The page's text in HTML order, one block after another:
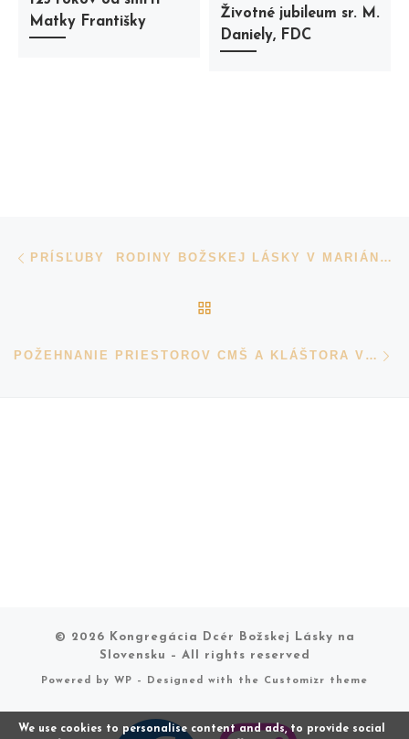
Matky Františky
Životné jubileum sr. M.
Daniely, FDC
Navigácia v príspevkoch
PRÍSĽUBY RODINY BOŽSKEJ LÁSKY V MARIÁNKE
POŽEHNANIE PRIESTOROV CMŠ A KLÁŠTORA V MICHALOVCIACH
© 2026
Kongregácia Dcér Božskej Lásky na
Slovensku
– All rights reserved
Powered by WP – Designed with the Customizr theme
We use cookies to personalise content and ads, to provide social